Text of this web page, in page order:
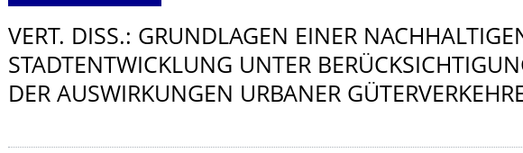
VERT. DISS.: GRUNDLAGEN EINER
STADTENTWICKLUNG UNTER
DER AUSWIRKUNGEN URBANER